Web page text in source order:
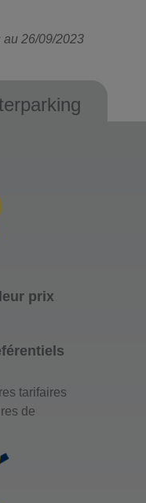
au 26/09/2023
prix
tarifaires
de